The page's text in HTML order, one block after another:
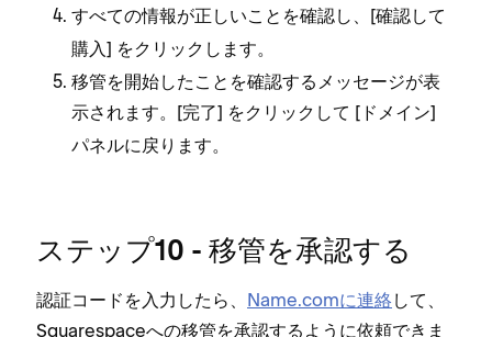
すべての情報が正しいことを確認し⁠、[⁠確認して
購入⁠] をクリ⁠ックします⁠。
移管を開始したことを確認するメ⁠ッセ⁠ージが表
示されます⁠。[⁠完了 ⁠] をクリ⁠ックして [⁠ドメイン⁠]
パネルに戻ります⁠。
ステ⁠ップ10 - 移管を承認する
認証コ⁠ードを入力したら⁠、 Name⁠.comに連絡 して⁠、
Squarespaceへの移管を承認するように依頼できま